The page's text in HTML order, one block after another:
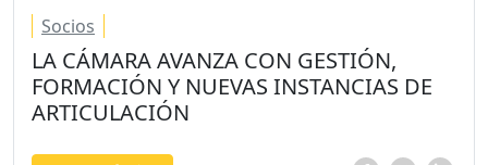
Socios
LA CÁMARA AVANZA CON GESTIÓN,
FORMACIÓN Y NUEVAS INSTANCIAS DE
ARTICULACIÓN